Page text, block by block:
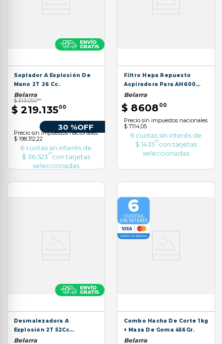
Soplador A Explosión De
Mano 2T 26 Cc.
Belarra
$ 313.05000
$ 219.13500
30 %OFF
Precio sin impuestos nacionales
$ 198.312,22
6 cuotas sin interés de
$ 3652300con tarjetas
seleccionadas
Filtro Hepa Repuesto
Aspiradora Para AH600
Lavable
Belarra
$ 8608 00
Precio sin impuestos nacionales
$ 7114,05
6 cuotas sin interés de
$ 143500con tarjetas
seleccionadas
Desmalezadora A
Explosión 2T 52Cc
Profesional
Belarra
Combo Hacha De Corte 1kg
+ Maza De Goma 456Gr.
Belarra